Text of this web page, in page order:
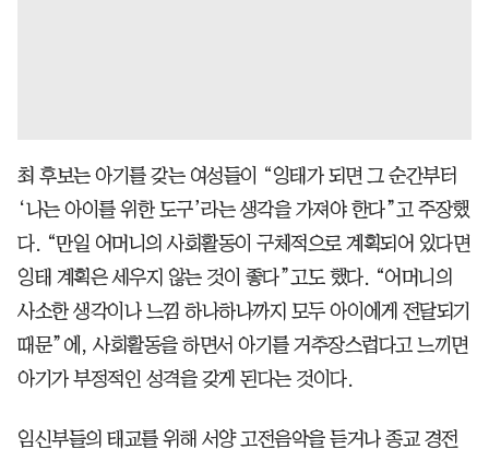
최 후보는 아기를 갖는 여성들이 “잉태가 되면 그 순간부터
‘나는 아이를 위한 도구’라는 생각을 가져야 한다”고 주장했
다. “만일 어머니의 사회활동이 구체적으로 계획되어 있다면
잉태 계획은 세우지 않는 것이 좋다”고도 했다. “어머니의
사소한 생각이나 느낌 하나하나까지 모두 아이에게 전달되기
때문”에, 사회활동을 하면서 아기를 거추장스럽다고 느끼면
아기가 부정적인 성격을 갖게 된다는 것이다.
임신부들의 태교를 위해 서양 고전음악을 듣거나 종교 경전